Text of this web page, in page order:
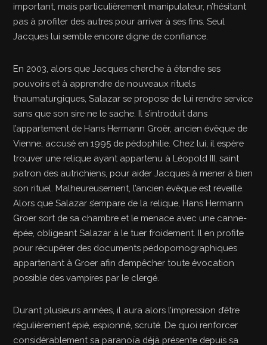
important, mais particulièrement manipulateur, n’hésitant
pas à profiter des autres pour arriver à ses fins. Seul
Jacques lui semble encore digne de confiance.
En 2003, alors que Jacques cherche à étendre ses
pouvoirs et à apprendre de nouveaux rituels
thaumaturgiques, Salazar se propose de lui rendre service
sans que son sire ne le sache. Il s’introduit dans
l’appartement de Hans Hermann Groër, ancien évêque de
Vienne, accusé en 1995 de pédophilie. Chez lui, il espère
trouver une relique ayant appartenu à Léopold III, saint
patron des autrichiens, pour aider Jacques à mener à bien
son rituel. Malheureusement, l’ancien évêque est réveillé.
Alors que Salazar s’empare de la relique, Hans Hermann
Groer sort de sa chambre et le menace avec une canne-
épée, obligeant Salazar à le tuer froidement. Il en profite
pour récupérer des documents pédopornographiques
appartenant à Groer afin d’empêcher toute évocation
possible des vampires par le clergé.
Durant plusieurs années, il aura alors l’impression d’être
régulièrement épié, espionné, scruté. De quoi renforcer
considérablement sa paranoïa déjà présente depuis sa